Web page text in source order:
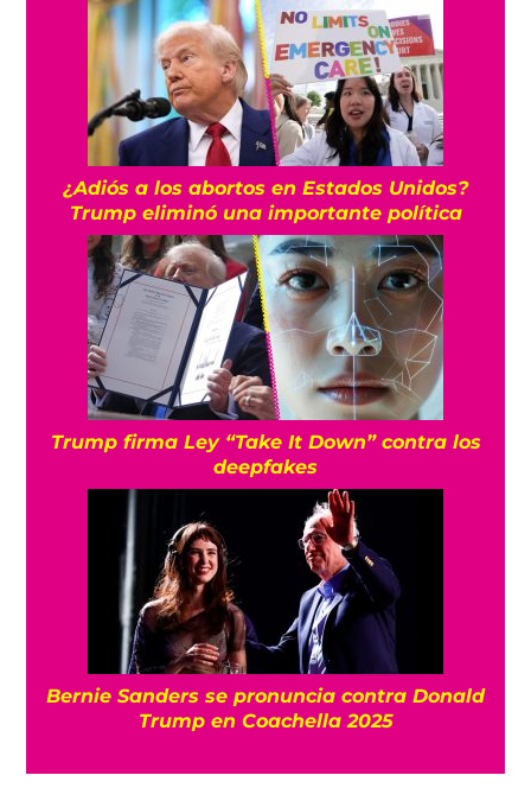
¿Adiós a los abortos en Estados Unidos?
Trump eliminó una importante política
Trump firma Ley “Take It Down” contra los
deepfakes
Bernie Sanders se pronuncia contra Donald
Trump en Coachella 2025